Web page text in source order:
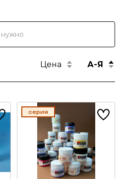
Цена А-Я
серия